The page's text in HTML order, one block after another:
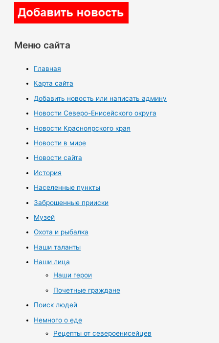
Меню сайта
Главная
Карта сайта
Добавить новость или написать админу
Новости Северо-Енисейского округа
Новости Красноярского края
Новости в мире
Новости сайта
История
Населенные пункты
Заброшенные прииски
Музей
Охота и рыбалка
Наши таланты
Наши лица
Наши герои
Почетные граждане
Поиск людей
Немного о еде
Рецепты от североенисейцев